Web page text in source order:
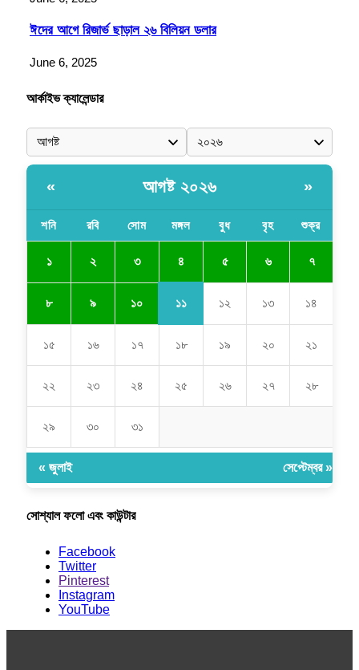
ঈদের আগে রিজার্ভ ছাড়াল ২৬ বিলিয়ন ডলার
June 6, 2025
আর্কাইভ ক্যালেন্ডার
« আগষ্ট ২০২৬ »
শনি রবি সোম মঙ্গল বুধ বৃহ শুক্র
১ ২ ৩ ৪ ৫ ৬ ৭
৮ ৯ ১০ ১১ ১২ ১৩ ১৪
১৫ ১৬ ১৭ ১৮ ১৯ ২০ ২১
২২ ২৩ ২৪ ২৫ ২৬ ২৭ ২৮
২৯ ৩০ ৩১
« জুলাই সেপ্টেম্বর »
সোশ্যাল ফলো এবং কাউন্টার
Facebook
Twitter
Pinterest
Instagram
YouTube